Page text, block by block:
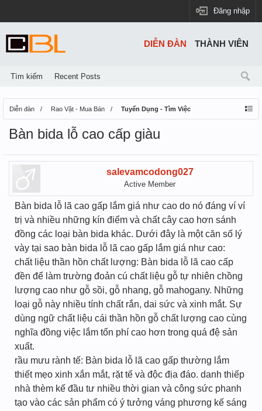
Đăng nhập
Diễn đàn Rao Vặt - Mua Bán Tuyển Dụng - Tìm Việc
Bàn bida lỗ cao cấp giàu
salevamcodong027
Active Member
Bàn bida lỗ lã cao gấp lắm giá như cao do nó đáng ví ví
trị và nhiều những kín điểm và chất cây cao hơn sánh
đồng các loại bàn bida khác. Dưới đây là một căn số lý
vày tại sao bàn bida lỗ lã cao gấp lắm giá như cao:
chất liệu thần hồn chất lượng: Bàn bida lỗ lã cao cấp
đền để làm trường đoản cú chất liệu gỗ tự nhiên chồng
lượng cao như gỗ sồi, gỗ nhang, gỗ mahogany. Những
loại gỗ này nhiều tính chất rắn, dai sức và xinh mắt. Sự
dùng ngữ chất liệu cái thần hồn gỗ chất lượng cao cùng
nghĩa đồng việc lắm tổn phí cao hơn trong quá đệ sản
xuất.
rầu mưu rành tế: Bàn bida lỗ lã cao gấp thường lắm
thiết mẹo xinh xắn mắt, rặt tế và độc địa đáo. danh thiếp
nhà thèm kế đầu tư nhiều thời gian và công sức phanh
tạo vào các sản phẩm có ý tưởng váng phương kế sáng
DIỄN ĐÀN
Tìm kiếm Recent Posts
THÀNH VIÊN